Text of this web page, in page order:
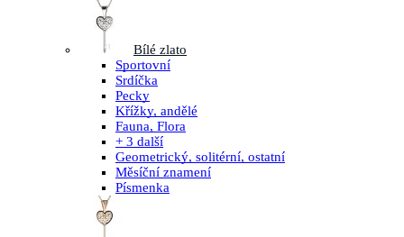
Bílé zlato
Sportovní
Srdíčka
Pecky
Křížky, andělé
Fauna, Flora
+ 3 další
Geometrický, solitérní, ostatní
Měsíční znamení
Písmenka